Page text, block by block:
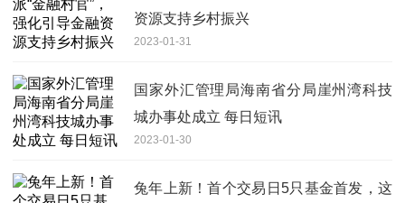
资源支持乡村振兴
2023-01-31
国家外汇管理局海南省分局崖州湾科技
城办事处成立 每日短讯
2023-01-30
兔年上新！首个交易日5只基金首发，这